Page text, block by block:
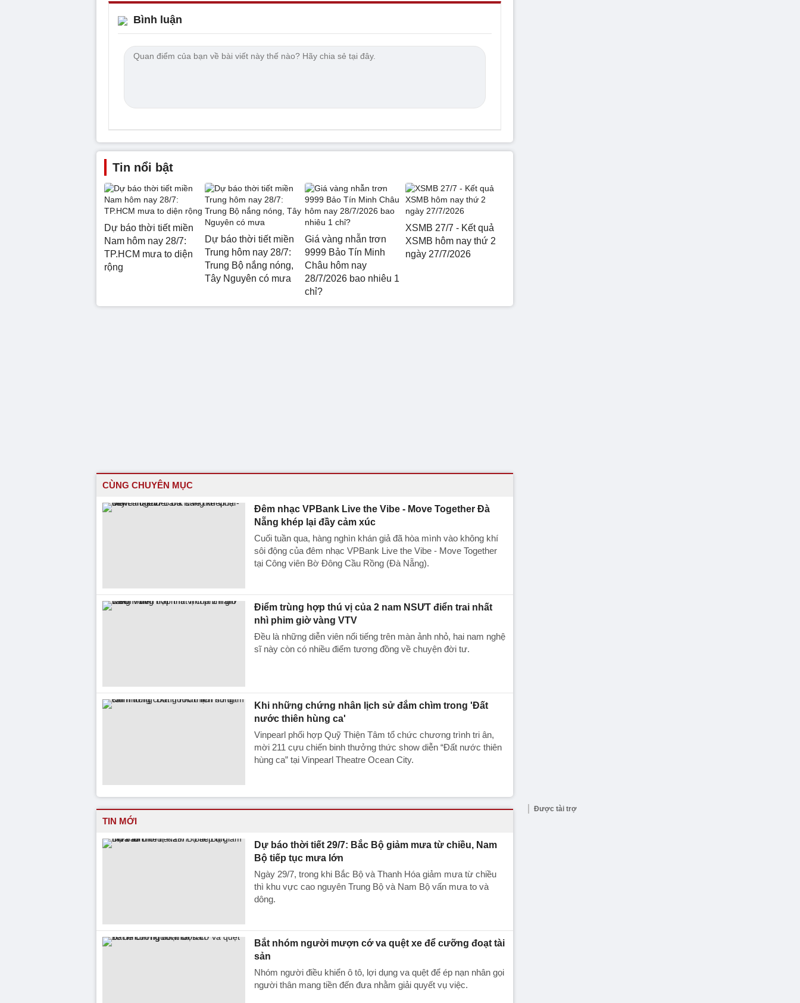
Bình luận
Tin nổi bật
Dự báo thời tiết miền
Nam hôm nay 28/7:
TP.HCM mưa to diện
rộng
Dự báo thời tiết miền
Trung hôm nay 28/7:
Trung Bộ nắng nóng,
Tây Nguyên có mưa
Giá vàng nhẫn trơn
9999 Bảo Tín Minh
Châu hôm nay
28/7/2026 bao nhiêu 1
chỉ?
XSMB 27/7 - Kết quả
XSMB hôm nay thứ 2
ngày 27/7/2026
CÙNG CHUYÊN MỤC
Đêm nhạc VPBank Live the Vibe - Move Together Đà
Nẵng khép lại đầy cảm xúc
Cuối tuần qua, hàng nghìn khán giả đã hòa mình vào không khí
sôi động của đêm nhạc VPBank Live the Vibe - Move Together
tại Công viên Bờ Đông Cầu Rồng (Đà Nẵng).
Điểm trùng hợp thú vị của 2 nam NSƯT điển trai nhất
nhì phim giờ vàng VTV
Đều là những diễn viên nổi tiếng trên màn ảnh nhỏ, hai nam nghệ
sĩ này còn có nhiều điểm tương đồng về chuyện đời tư.
Khi những chứng nhân lịch sử đắm chìm trong 'Đất
nước thiên hùng ca'
Vinpearl phối hợp Quỹ Thiện Tâm tổ chức chương trình tri ân,
mời 211 cựu chiến binh thưởng thức show diễn “Đất nước thiên
hùng ca” tại Vinpearl Theatre Ocean City.
TIN MỚI
Dự báo thời tiết 29/7: Bắc Bộ giảm mưa từ chiều, Nam
Bộ tiếp tục mưa lớn
Ngày 29/7, trong khi Bắc Bộ và Thanh Hóa giảm mưa từ chiều
thì khu vực cao nguyên Trung Bộ và Nam Bộ vấn mưa to và
dông.
Bắt nhóm người mượn cớ va quệt xe để cưỡng đoạt tài
sản
Nhóm người điều khiển ô tô, lợi dụng va quệt để ép nạn nhân gọi
người thân mang tiền đến đưa nhằm giải quyết vụ việc.
Được tài trợ